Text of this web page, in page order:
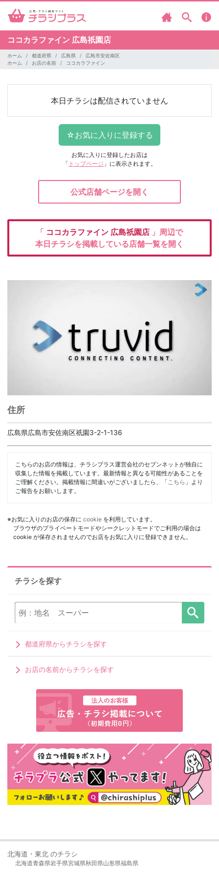
ココカラファイン 広島祇園店
ホーム 都道府県 広島県
広島市安佐南区
ホーム
お店の名前 ココカラファイン
本日チラシは配信されていません
お気に入りに登録したお店は
「 トップページ 」に表示されます。
公式店舗ページを開く
「 ココカラファイン 広島祇園店 」周辺で
本日チラシを掲載している店舗一覧を開く
住所
広島県広島市安佐南区祇園3-2-1-136
こちらのお店の情報は、チラシプラス運営会社のセブンネットが独自に
収集した情報を掲載しています。最新情報と異なる可能性があることを
ご理解ください。掲載情報に間違いがございましたら、「 こちら 」より
ご報告をお願いします。
※お気に入りのお店の保存に cookie を利用しています。
ブラウザのプライベートモードやシークレットモードでご利用の場合は
cookie が保存されませんのでお店をお気に入りに登録できません。
チラシを探す
都道府県からチラシを探す
お店の名前からチラシを探す
北海道・東北 のチラシ
北海道青森県岩手県宮城県秋田県山形県福島県